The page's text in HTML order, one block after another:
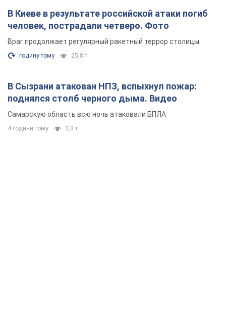
В Киеве в результате российской атаки погиб
человек, пострадали четверо. Фото
Враг продолжает регулярный ракетный террор столицы
годину тому 25,8 т.
В Сызрани атакован НПЗ, вспыхнул пожар:
поднялся столб черного дыма. Видео
Самарскую область всю ночь атаковали БПЛА
4 години тому 3,0 т.